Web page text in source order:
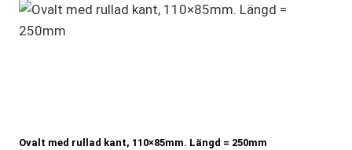
Ovalt med rullad kant, 110×85mm. Längd = 250mm